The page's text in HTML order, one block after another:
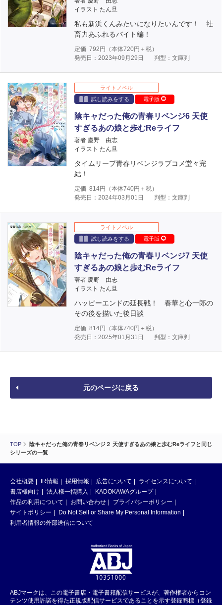
TOP
陰キャだった俺の青春リベンジ２ 天使すぎるあの娘と歩むReライフと同じ
シリーズの一覧
イラスト たん旦
私も新浜くんみたいになりたいんです！ 社
畜力あふれるバイト編！
定価 792 円（本体720円＋税）
発売日：2023年09月29日
判型：文庫判
ライトノベル
試し読みをする
電子版
陰キャだった俺の青春リベンジ6 天使
すぎるあの娘と歩むReライフ
著者 慶野 由志
イラスト たん旦
タイムリープ青春リベンジラブコメ堂々完
結！
定価 814円（本体740円＋税）
発売日：2024年03月01日
判型：文庫判
ライトノベル
試し読みをする
電子版
陰キャだった俺の青春リベンジ7 天使
すぎるあの娘と歩むReライフ
著者 慶野 由志
イラスト たん旦
ハッピーエンドの延長戦！ 春華と心一郎の
その後を描いた後日談
定価 814円（本体740円＋税）
発売日：2025年01月31日
判型：文庫判
元のページに戻る
会社概要 IR情報 採用情報 広告について
ライセンスについて
書店様向け
法人様一括購入
KADOKAWAグループ
作品の利用について
お問い合わせ
プライバシーポリシー
サイトポリシー
Do Not Sell or Share My Personal Information
利用者情報の外部送信について
ABJマークは、この電子書店・電子書籍配信サービスが、著作権者からコン
テンツ使用許諾を得た正規版配信サービスであることを示す登録商標（登録